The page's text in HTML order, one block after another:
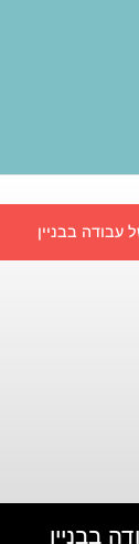
עבודה בבניין
בבניין